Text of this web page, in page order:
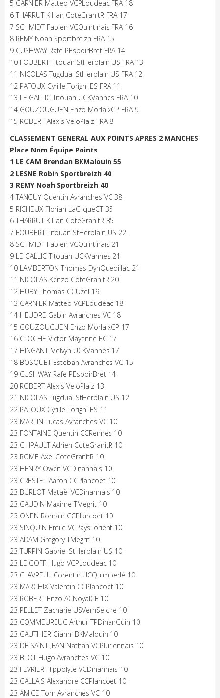
5 GARNIER Matteo VCPLoudeac FRA 18
6 THARRUT Killian CoteGranitR FRA 17
7 SCHMIDT Fabien VCQuintinais FRA 16
8 REMY Noah Sportbreizh FRA 15
9 CUSHWAY Rafe PEspoirBret FRA 14
10 FOUBERT Titouan StHerblain US FRA 13
11 NICOLAS Tugdual StHerblain US FRA 12
12 PATOUX Cyrille Torigni ES FRA 11
13 LE GALLIC Titouan UCKVannes FRA 10
14 GOUZOUGUEN Enzo MorlaixCP FRA 9
15 ROBERT Alexis VeloPlaiz FRA 8
CLASSEMENT GENERAL AUX POINTS APRES 2 MANCHES
Place Nom Équipe Points
1 LE CAM Brendan BKMalouin 55
2 LESNE Robin Sportbreizh 40
3 REMY Noah Sportbreizh 40
4 TANGUY Quentin Avranches VC 38
5 RICHEUX Florian LaCliqueCT 35
6 THARRUT Killian CoteGranitR 35
7 FOUBERT Titouan StHerblain US 22
8 SCHMIDT Fabien VCQuintinais 21
9 LE GALLIC Titouan UCKVannes 21
10 LAMBERTON Thomas DynQuedillac 21
11 NICOLAS Kenzo CoteGranitR 20
12 HUBY Thomas CCUzel 19
13 GARNIER Matteo VCPLoudeac 18
14 HEUDRE Gabin Avranches VC 18
15 GOUZOUGUEN Enzo MorlaixCP 17
16 CLOCHE Victor Mayenne EC 17
17 HINGANT Melvyn UCKVannes 17
18 BOSQUET Esteban Avranches VC 15
19 CUSHWAY Rafe PEspoirBret 14
20 ROBERT Alexis VeloPlaiz 13
21 NICOLAS Tugdual StHerblain US 12
22 PATOUX Cyrille Torigni ES 11
23 MARTIN Lucas Avranches VC 10
23 FONTAINE Quentin CCRennes 10
23 CHIPAULT Adrien CoteGranitR 10
23 ROME Axel CoteGranitR 10
23 HENRY Owen VCDinannais 10
23 CRESTEL Aaron CCPlancoet 10
23 BURLOT Mataël VCDinannais 10
23 GAUDIN Maxime TMegrit 10
23 ONEN Romain CCPlancoet 10
23 SINQUIN Emile VCPaysLorient 10
23 ADAM Gregory TMegrit 10
23 TURPIN Gabriel StHerblain US 10
23 LE GOFF Hugo VCPLoudeac 10
23 CLAVREUL Corentin UCQuimperlé 10
23 MARCHIX Valentin CCPlancoet 10
23 ROBERT Enzo ACNoyalCF 10
23 PELLET Zacharie USVernSeiche 10
23 COMMEUREUC Arthur TPDinanGuin 10
23 GAUTHIER Gianni BKMalouin 10
23 DE SAINT JEAN Nathan VCPluriennais 10
23 BLOT Hugo Avranches VC 10
23 FEVRIER Hippolyte VCDinannais 10
23 GALLAIS Alexandre CCPlancoet 10
23 AMICE Tom Avranches VC 10